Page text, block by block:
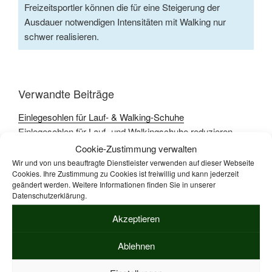
Cookie-Zustimmung verwalten
Wir und von uns beauftragte Dienstleister verwenden auf dieser Webseite
Cookies. Ihre Zustimmung zu Cookies ist freiwillig und kann jederzeit
geändert werden. Weitere Informationen finden Sie in unserer
Datenschutzerklärung.
Akzeptieren
Ablehnen
Freizeitsportler können die für eine Steigerung der
Ausdauer notwendigen Intensitäten mit Walking nur
schwer realisieren.
Verwandte Beiträge
Einlegesohlen für Lauf- & Walking-Schuhe
Einlegesohlen für Lauf- und Walkingschuhe reduzieren
übermäßige Druckbelastungen, federn Stöße ab und
schonen Fersen sowie…
Warum man für Walking keinen Trainer braucht
Vertraut man selbsternannten Gesundheitsexperten und
Verbänden kann man als Ansteiger ohne Trainer nicht
So geht "Japanisches Gehen"